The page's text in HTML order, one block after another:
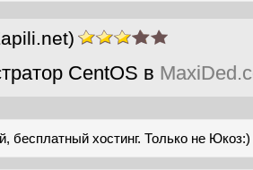
CentOS в
бесплатный хостинг. Только не Юкоз:)